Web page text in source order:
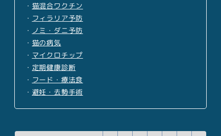
・ 猫混合ワクチン
・ フィラリア予防
・ ノミ・ダニ予防
・ 猫の病気
・ マイクロチップ
・ 定期健康診断
・ フード・療法食
・ 避妊・去勢手術